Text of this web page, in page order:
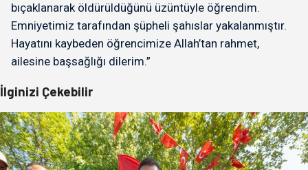
bıçaklanarak öldürüldüğünü üzüntüyle öğrendim.
Emniyetimiz tarafından şüpheli şahıslar yakalanmıştır.
Hayatını kaybeden öğrencimize Allah’tan rahmet,
ailesine başsağlığı dilerim.”
İlginizi Çekebilir